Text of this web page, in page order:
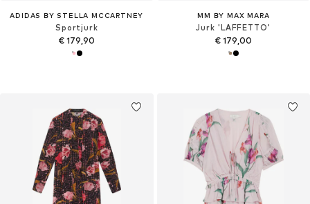
ADIDAS BY STELLA MCCARTNEY
Sportjurk
€ 179,90
MM BY MAX MARA
Jurk 'LAFFETTO'
€ 179,00